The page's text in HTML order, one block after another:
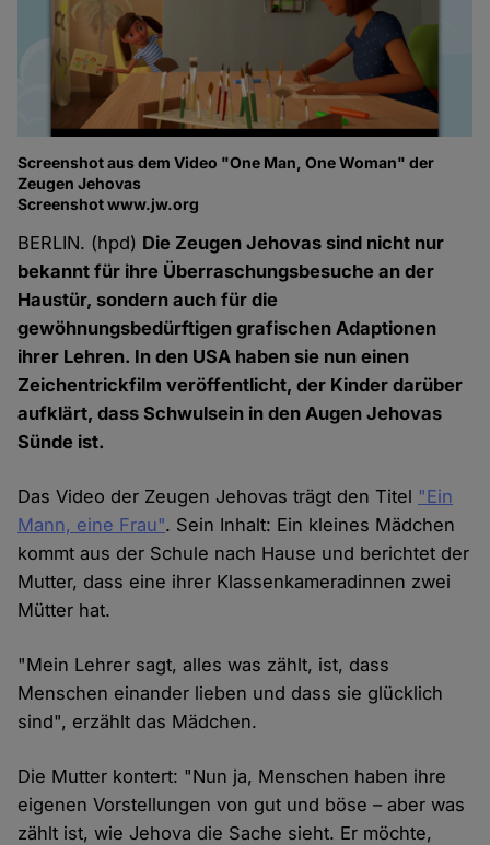
Screenshot aus dem Video "One Man, One Woman" der
Zeugen Jehovas
Screenshot www.jw.org
BERLIN. (hpd) Die Zeugen Jehovas sind nicht nur
bekannt für ihre Überraschungsbesuche an der
Haustür, sondern auch für die
gewöhnungsbedürftigen grafischen Adaptionen
ihrer Lehren. In den USA haben sie nun einen
Zeichentrickfilm veröffentlicht, der Kinder darüber
aufklärt, dass Schwulsein in den Augen Jehovas
Sünde ist.
Das Video der Zeugen Jehovas trägt den Titel "Ein
Mann, eine Frau". Sein Inhalt: Ein kleines Mädchen
kommt aus der Schule nach Hause und berichtet der
Mutter, dass eine ihrer Klassenkameradinnen zwei
Mütter hat.
"Mein Lehrer sagt, alles was zählt, ist, dass
Menschen einander lieben und dass sie glücklich
sind", erzählt das Mädchen.
Die Mutter kontert: "Nun ja, Menschen haben ihre
eigenen Vorstellungen von gut und böse – aber was
zählt ist, wie Jehova die Sache sieht. Er möchte,